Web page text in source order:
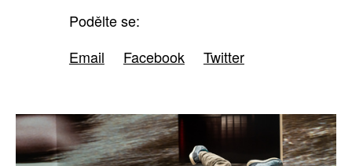
Podělte se:
Email
Facebook Twitter